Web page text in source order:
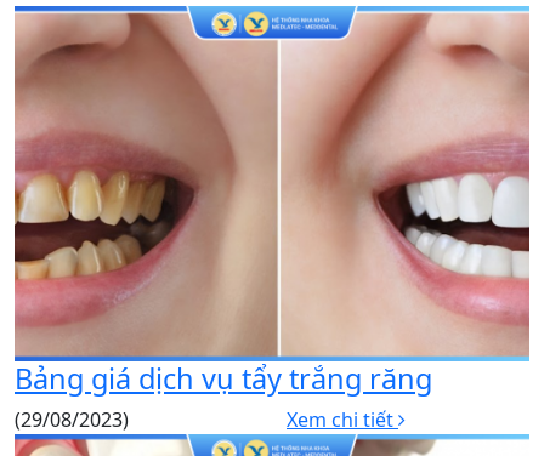
Bảng giá dịch vụ tẩy trắng răng
(29/08/2023) Xem chi tiết